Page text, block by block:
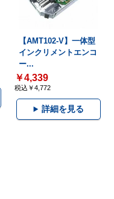
【AMT102-V】一体型
インクリメントエンコ
ー...
￥4,339
税込￥4,772
詳細を見る